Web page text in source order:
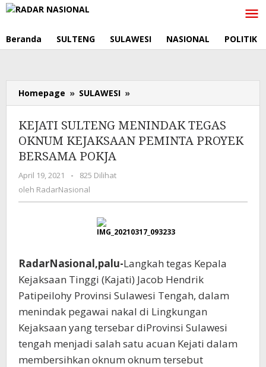
Lewati
Beranda SULTENG SULAWESI NASIONAL POLITIK
Homepage » SULAWESI »
SULTENG
TEGAS
OKNUM
POKJA
KEJATI SULTENG MENINDAK TEGAS
OKNUM KEJAKSAAN PEMINTA PROYEK
BERSAMA POKJA
April 19, 2021
oleh
RadarNasional
-
825 Dilihat
oleh RadarNasional
RadarNasional,palu-Langkah tegas Kepala
Kejaksaan Tinggi (Kajati) Jacob Hendrik
Patipeilohy Provinsi Sulawesi Tengah, dalam
menindak pegawai nakal di Lingkungan
Kejaksaan yang tersebar diProvinsi Sulawesi
tengah menjadi salah satu acuan Kejati dalam
membersihkan oknum oknum tersebut